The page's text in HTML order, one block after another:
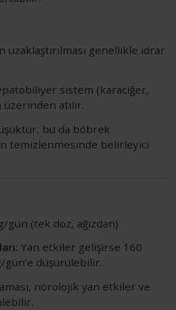
uzaklaştırılması genellikle idrar
sistem (karaciğer,
üzerinden atılır.
bu da böbrek
temizlenmesinde belirleyici
gün (tek doz, ağızdan)
Yan etkiler gelişirse 160
düşürülebilir.
nörolojik yan etkiler ve